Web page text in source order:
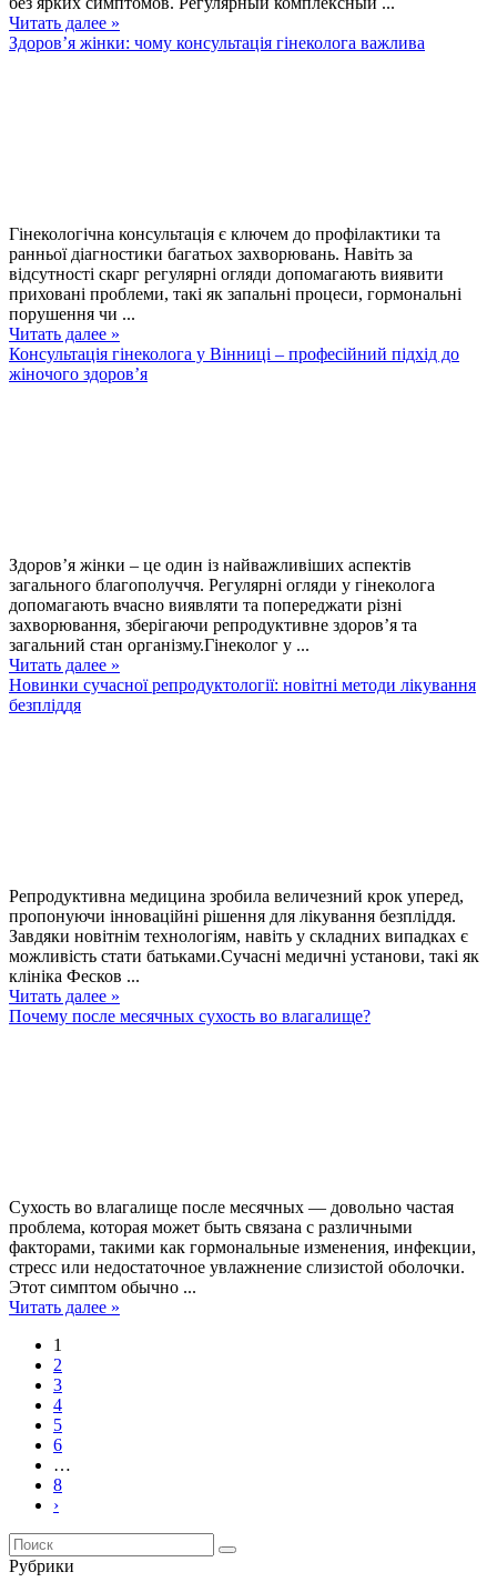
Читать далее »
Здоров’я жінки: чому консультація гінеколога важлива
Гінекологічна консультація є ключем до профілактики та
ранньої діагностики багатьох захворювань. Навіть за
відсутності скарг регулярні огляди допомагають виявити
приховані проблеми, такі як запальні процеси, гормональні
порушення чи ...
Читать далее »
Консультація гінеколога у Вінниці – професійний підхід до
жіночого здоров’я
Здоров’я жінки – це один із найважливіших аспектів
загального благополуччя. Регулярні огляди у гінеколога
допомагають вчасно виявляти та попереджати різні
захворювання, зберігаючи репродуктивне здоров’я та
загальний стан організму.Гінеколог у ...
Читать далее »
Новинки сучасної репродуктології: новітні методи лікування
безпліддя
Репродуктивна медицина зробила величезний крок уперед,
пропонуючи інноваційні рішення для лікування безпліддя.
Завдяки новітнім технологіям, навіть у складних випадках є
можливість стати батьками.Сучасні медичні установи, такі як
клініка Фесков ...
Читать далее »
Почему после месячных сухость во влагалище?
Сухость во влагалище после месячных — довольно частая
проблема, которая может быть связана с различными
факторами, такими как гормональные изменения, инфекции,
стресс или недостаточное увлажнение слизистой оболочки.
Этот симптом обычно ...
Читать далее »
1
2
3
4
5
6
…
8
›
Рубрики